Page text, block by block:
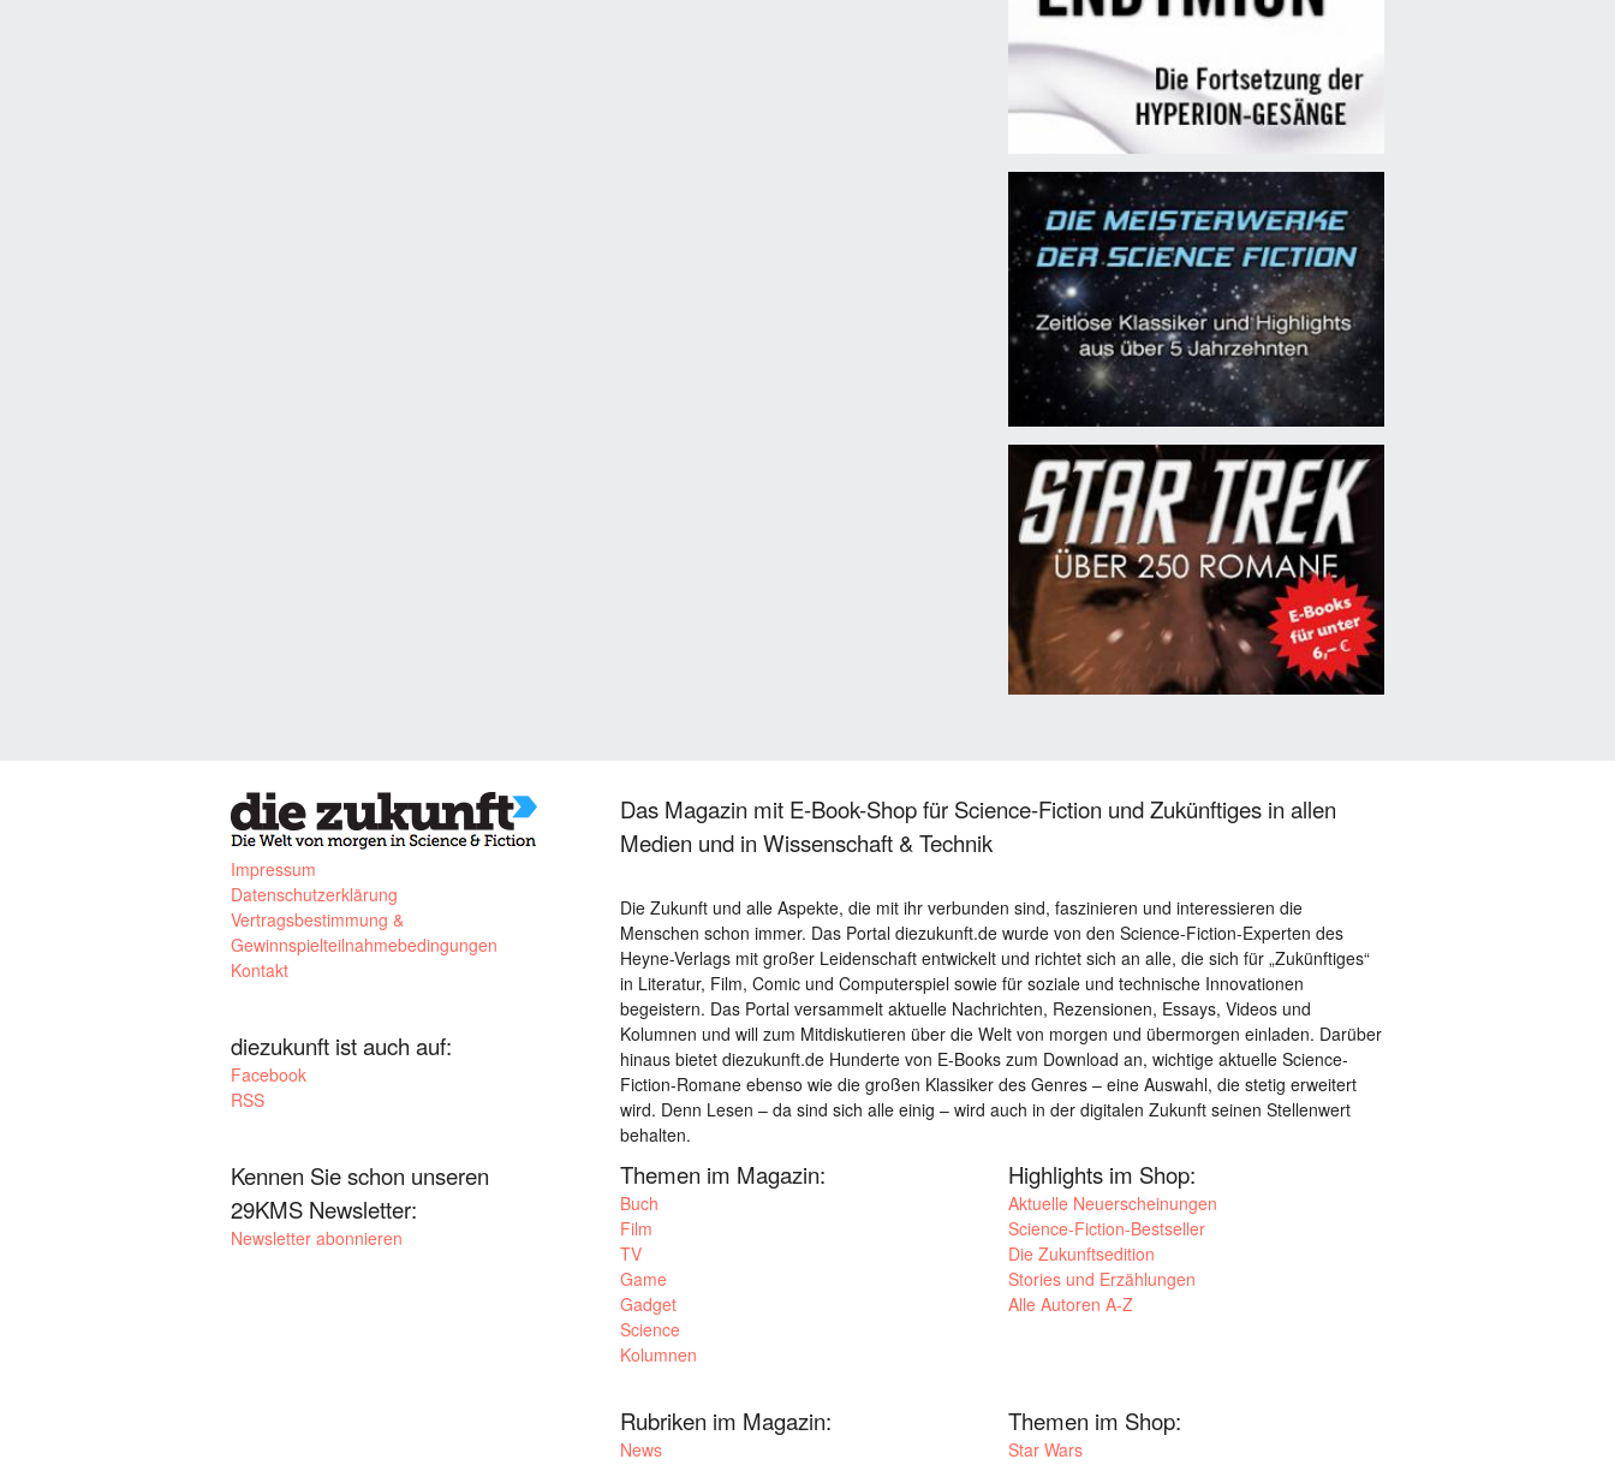
Impressum
Datenschutzerklärung
Vertragsbestimmung &
Gewinnspielteilnahmebedingungen
Kontakt
diezukunft ist auch auf:
Facebook
RSS
Kennen Sie schon unseren
29KMS Newsletter:
Newsletter abonnieren
Das Magazin mit E-Book-Shop für Science-Fiction und Zukünftiges in allen
Medien und in Wissenschaft & Technik
Die Zukunft und alle Aspekte, die mit ihr verbunden sind, faszinieren und interessieren die
Menschen schon immer. Das Portal diezukunft.de wurde von den Science-Fiction-Experten des
Heyne-Verlags mit großer Leidenschaft entwickelt und richtet sich an alle, die sich für „Zukünftiges“
in Literatur, Film, Comic und Computerspiel sowie für soziale und technische Innovationen
begeistern. Das Portal versammelt aktuelle Nachrichten, Rezensionen, Essays, Videos und
Kolumnen und will zum Mitdiskutieren über die Welt von morgen und übermorgen einladen. Darüber
hinaus bietet diezukunft.de Hunderte von E-Books zum Download an, wichtige aktuelle Science-
Fiction-Romane ebenso wie die großen Klassiker des Genres – eine Auswahl, die stetig erweitert
wird. Denn Lesen – da sind sich alle einig – wird auch in der digitalen Zukunft seinen Stellenwert
behalten.
Themen im Magazin:
Buch
Film
TV
Game
Gadget
Science
Kolumnen
Highlights im Shop:
Aktuelle Neuerscheinungen
Science-Fiction-Bestseller
Die Zukunftsedition
Stories und Erzählungen
Alle Autoren A-Z
Rubriken im Magazin:
News
Themen im Shop:
Star Wars